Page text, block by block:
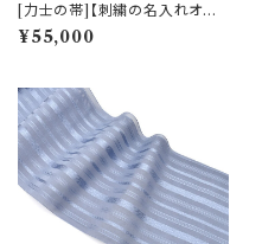
[力士の帯]【刺繍の名入れオプ
ション有】博多帯 黒木織物 謹製
五献上柄 金印 本場筑前博多織
¥55,000